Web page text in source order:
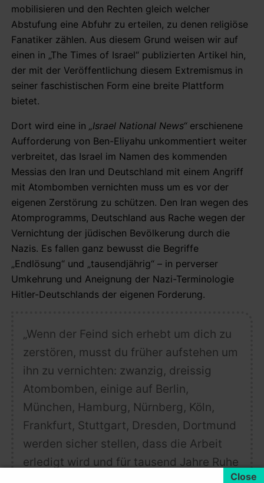
mobilisieren und den Rechten gleich welcher
Abstufung eine Abfuhr zu erteilen, zu denen religiöse
Fanatiker zählen. Aus diesem Grund weisen wir auf
einen in „The Times of Israel“ publizierten Artikel hin,
der mit der Veröffentlichung diesem Extremismus in
seiner faschistischen Form eine breite Plattform
bietet.
Dort wird eine in „Israel National News“erschienene
Aufforderung von Ben-Eliyahu unkommentiert weiter
verbreitet, das Israel im Namen des kommenden
Messias den Iran und Deutschland mit einem Angriff
mit Atombomben vernichten muss um es vor der
eigenen Zerstörung zu schützen. Den Iran wegen des
Atomprogramms, Deutschland aus Rache wegen der
Vernichtung der jüdischen Bevölkerung durch die
Nazis. Es fallen ganz bewusst die Begriffe
„Endlösung“ und „tausendjährig“ – in perverser
Umkehrung und Aneignung der Nazi-Terminologie
Hitler-Deutschlands der eigenen Forderung.
„Wenn der Feind sich erhebt um dich zu
zerstören, musst du früher aufstehen um
ihn zu vernichten: zwanzig, dreissig
Atombomben, einige auf Berlin,
München, Hamburg, Nürnberg, Köln,
Frankfurt, Stuttgart, Dresden, Dortmund
werden sicher stellen, dass die Arbeit
erledigt wird und für tausend Jahre Ruhe